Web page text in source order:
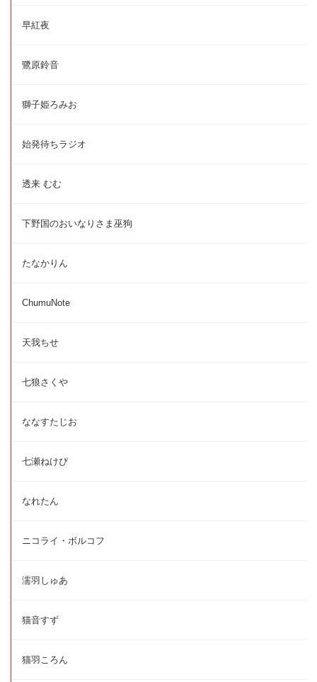
早紅夜
鷺原鈴音
獅子姫ろみお
始発待ちラジオ
透来 むむ
下野国のおいなりさま巫狗
たなかりん
ChumuNote
天我ちせ
七狼さくや
ななすたじお
七瀬ねけぴ
なれたん
ニコライ・ボルコフ
濡羽しゅあ
猫音すず
猫羽ころん